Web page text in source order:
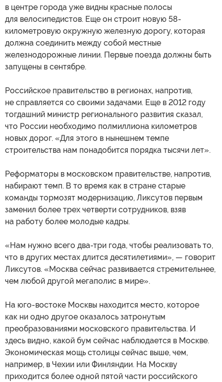
в центре города уже видны красные полосы
для велосипедистов. Еще он строит новую 58-
километровую окружную железную дорогу, которая
должна соединить между собой местные
железнодорожные линии. Первые поезда должны быть
запущены в сентябре.
Российское правительство в регионах, напротив,
не справляется со своими задачами. Еще в 2012 году
тогдашний министр регионального развития сказал,
что России необходимо полмиллиона километров
новых дорог. «Для этого в нынешнем темпе
строительства нам понадобится порядка тысячи лет».
Реформаторы в московском правительстве, напротив,
набирают темп. В то время как в стране старые
команды тормозят модернизацию, Ликсутов первым
заменил более трех четверти сотрудников, взяв
на работу более молодые кадры.
«Нам нужно всего два-три года, чтобы реализовать то,
что в других местах длится десятилетиями», — говорит
Ликсутов. «Москва сейчас развивается стремительнее,
чем любой другой мегаполис в мире».
На юго-востоке Москвы находится место, которое
как ни одно другое оказалось затронутым
преобразованиями московского правительства. И
здесь видно, какой бум сейчас наблюдается в Москве.
Экономическая мощь столицы сейчас выше, чем,
например, в Чехии или Финляндии. На Москву
приходится более одной пятой части российского